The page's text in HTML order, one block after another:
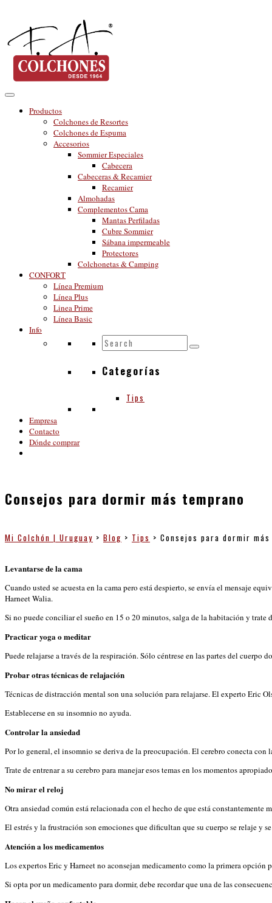
Productos
Colchones de Resortes
Colchones de Espuma
Accesorios
Sommier Especiales
Cabecera
Cabeceras & Recamier
Recamier
Almohadas
Complementos Cama
Mantas Perfiladas
Cubre Sommier
Sábana impermeable
Protectores
Colchonetas & Camping
CONFORT
Línea Premium
Línea Plus
Linea Prime
Línea Basic
Info
Categorías
Tips
Empresa
Contacto
Dónde comprar
Consejos para dormir más temprano
Mi Colchón | Uruguay > Blog > Tips > Consejos para dormir
Levantarse de la cama
Cuando usted se acuesta en la cama pero está despierto, se envía el mensaje
Harneet Walia.
Si no puede conciliar el sueño en 15 o 20 minutos, salga de la habitación y
Practicar yoga o meditar
Puede relajarse a través de la respiración. Sólo céntrese en las partes del cuerpo
Probar otras técnicas de relajación
Técnicas de distracción mental son una solución para relajarse. El experto Eric
Establecerse en su insomnio no ayuda.
Controlar la ansiedad
Por lo general, el insomnio se deriva de la preocupación. El cerebro conecta con
Trate de entrenar a su cerebro para manejar esos temas en los momentos
No mirar el reloj
Otra ansiedad común está relacionada con el hecho de que está
El estrés y la frustración son emociones que dificultan que su cuerpo se relaje y
Atención a los medicamentos
Los expertos Eric y Harneet no aconsejan medicamento como la primera opción
Si opta por un medicamento para dormir, debe recordar que una de las